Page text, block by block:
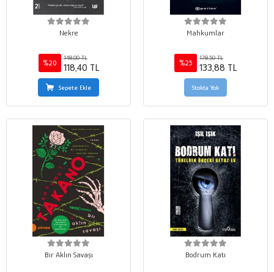
Nekre
%20
148,00 TL
118,40 TL
Sepete Ekle
Mahkumlar
%25
178,50 TL
133,88 TL
Stokta Yok
Bir Aklın Savaşı Bodrum Katı